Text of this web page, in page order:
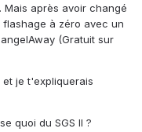
Mais après avoir changé
flashage à zéro avec un
(Gratuit sur
je t'expliquerais
quoi du SGS II ?